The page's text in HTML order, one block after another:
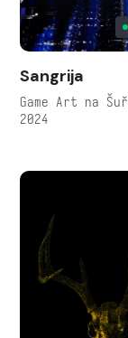
Sangrija
Game Art na
2024